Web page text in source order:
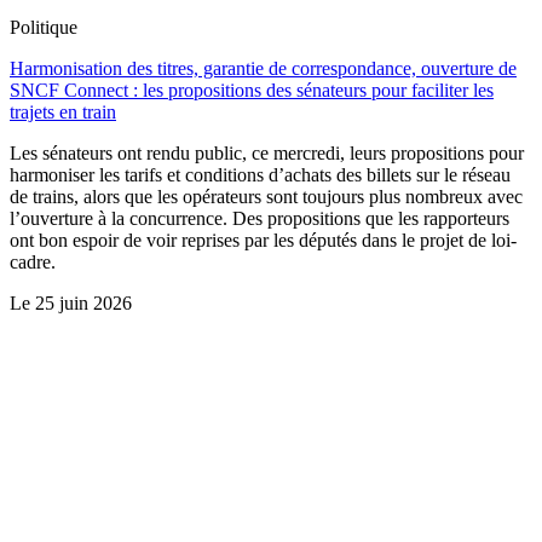
Politique
Harmonisation des titres, garantie de correspondance, ouverture de
SNCF Connect : les propositions des sénateurs pour faciliter les
trajets en train
Les sénateurs ont rendu public, ce mercredi, leurs propositions pour
harmoniser les tarifs et conditions d’achats des billets sur le réseau
de trains, alors que les opérateurs sont toujours plus nombreux avec
l’ouverture à la concurrence. Des propositions que les rapporteurs
ont bon espoir de voir reprises par les députés dans le projet de loi-
cadre.
Le 25 juin 2026